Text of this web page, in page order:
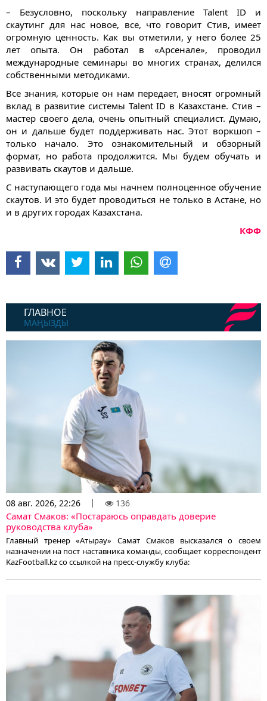
ГЛАВНОЕ
МАҢЫЗДЫ
08 авг. 2026, 22:26 136
Самат Смаков: «Постараюсь оправдать доверие
руководства клуба»
Главный тренер «Атырау» Самат Смаков высказался о своем
назначении на пост наставника команды, сообщает корреспондент
KazFootball.kz со ссылкой на пресс-службу клуба:
– Безусловно, поскольку направление Talent ID и
скаутинг для нас новое, все, что говорит Стив, имеет
огромную ценность. Как вы отметили, у него более 25
лет опыта. Он работал в «Арсенале», проводил
международные семинары во многих странах, делился
собственными методиками.
Все знания, которые он нам передает, вносят огромный
вклад в развитие системы Talent ID в Казахстане. Стив –
мастер своего дела, очень опытный специалист. Думаю,
он и дальше будет поддерживать нас. Этот воркшоп –
только начало. Это ознакомительный и обзорный
формат, но работа продолжится. Мы будем обучать и
развивать скаутов и дальше.
С наступающего года мы начнем полноценное обучение
скаутов. И это будет проводиться не только в Астане, но
и в других городах Казахстана.
КФФ